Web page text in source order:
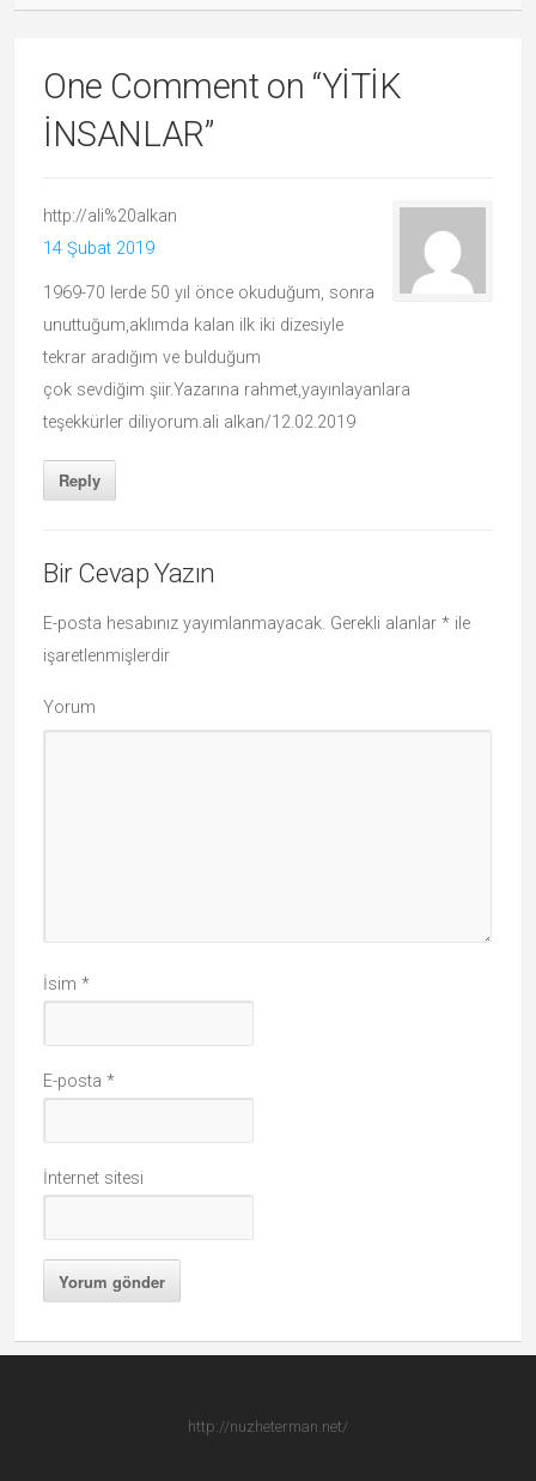
One Comment on “YİTİK
İNSANLAR”
http://ali%20alkan
14 Şubat 2019
1969-70 lerde 50 yıl önce okuduğum, sonra
unuttuğum,aklımda kalan ilk iki dizesiyle
tekrar aradığım ve bulduğum
çok sevdiğim şiir.Yazarına rahmet,yayınlayanlara
teşekkürler diliyorum.ali alkan/12.02.2019
Reply
Bir Cevap Yazın
E-posta hesabınız yayımlanmayacak. Gerekli alanlar * ile
işaretlenmişlerdir
Yorum
İsim *
E-posta *
İnternet sitesi
http://nuzheterman.net/